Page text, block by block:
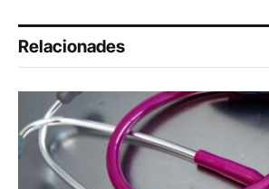
Relacionades